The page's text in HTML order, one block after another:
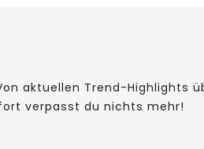
aktuellen Trend-Highlights
verpasst du nichts mehr!